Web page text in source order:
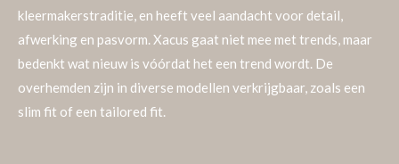
kleermakerstraditie, en heeft veel aandacht voor detail,
afwerking en pasvorm. Xacus gaat niet mee met trends, maar
bedenkt wat nieuw is vóórdat het een trend wordt. De
overhemden zijn in diverse modellen verkrijgbaar, zoals een
slim fit of een tailored fit.